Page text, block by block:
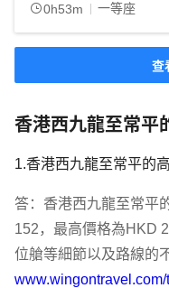
0h53m 一等座
查
香港西九龍至常平
1.香港西九龍至常平的
答：香港西九龍至常平
152，最高價格為HKD
www.wingontravel.com/